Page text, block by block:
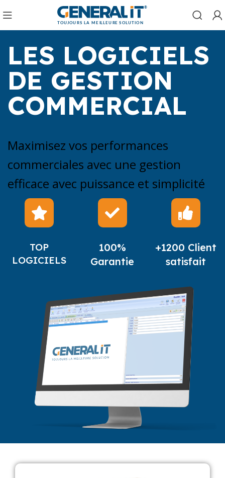
LES LOGICIELS
DE GESTION
COMMERCIAL
Maximisez vos performances
commerciales avec une gestion
efficace avec puissance et simplicité
TOP
LOGICIELS
100%
Garantie
+1200 Client
satisfait